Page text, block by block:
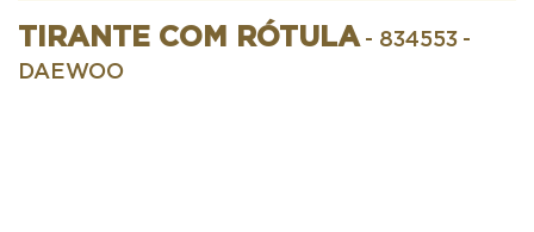
TIRANTE COM RÓTULA - 834553 -
DAEWOO